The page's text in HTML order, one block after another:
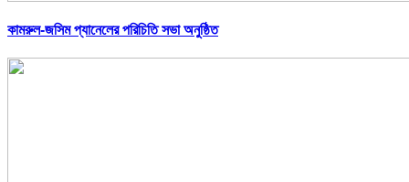
কামরুল-জসিম প্যানেলের পরিচিতি সভা অনুষ্ঠিত